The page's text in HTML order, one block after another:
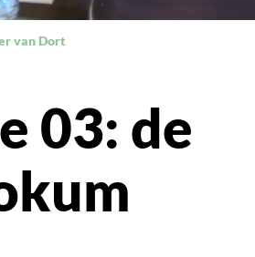
van Dort
03: de